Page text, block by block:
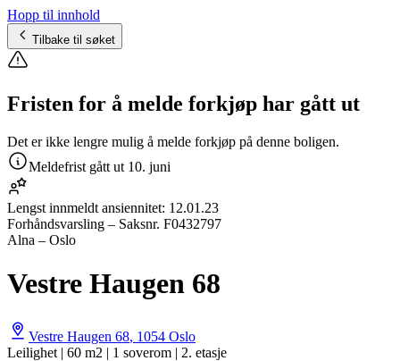
Hopp til innhold
Tilbake til søket
Fristen for å melde forkjøp har gått ut
Det er ikke lengre mulig å melde forkjøp på denne boligen.
Meldefrist gått ut 10. juni
Lengst innmeldt ansiennitet: 12.01.23
Forhåndsvarsling – Saksnr. F0432797
Alna – Oslo
Vestre Haugen 68
Vestre Haugen 68, 1054 Oslo
Leilighet | 60 m2 | 1 soverom | 2. etasje